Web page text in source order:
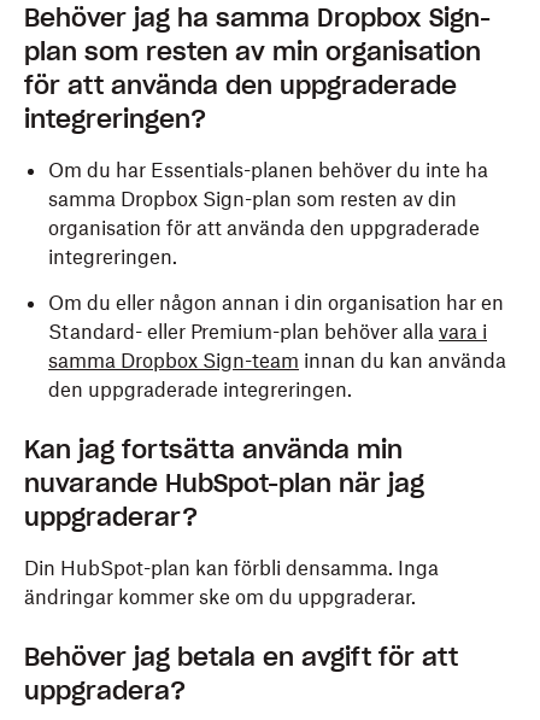
Behöver jag ha samma Dropbox Sign-
plan som resten av min organisation
för att använda den uppgraderade
integreringen?
Om du har Essentials-planen behöver du inte ha
samma Dropbox Sign-plan som resten av din
organisation för att använda den uppgraderade
integreringen.
Om du eller någon annan i din organisation har en
Standard- eller Premium-plan behöver alla vara i
samma Dropbox Sign-team innan du kan använda
den uppgraderade integreringen.
Kan jag fortsätta använda min
nuvarande HubSpot-plan när jag
uppgraderar?
Din HubSpot-plan kan förbli densamma. Inga
ändringar kommer ske om du uppgraderar.
Behöver jag betala en avgift för att
uppgradera?